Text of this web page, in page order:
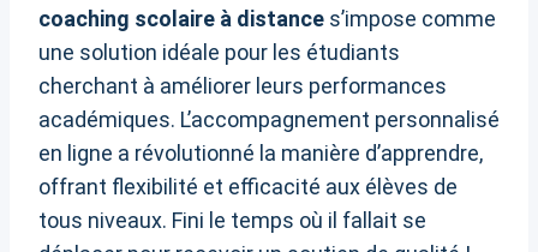
coaching scolaire à distance s’impose comme
une solution idéale pour les étudiants
cherchant à améliorer leurs performances
académiques. L’accompagnement personnalisé
en ligne a révolutionné la manière d’apprendre,
offrant flexibilité et efficacité aux élèves de
tous niveaux. Fini le temps où il fallait se